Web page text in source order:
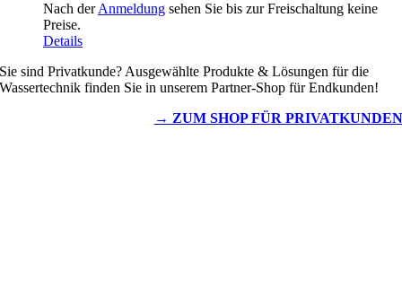
Nach derAnmeldung sehen Sie bis zur Freischaltung keine
Preise.
Details
Sie sind Privatkunde? Ausgewählte Produkte & Lösungen für die
Wassertechnik finden Sie in unserem Partner-Shop für Endkunden!
→ ZUM SHOP FÜR PRIVATKUNDEN